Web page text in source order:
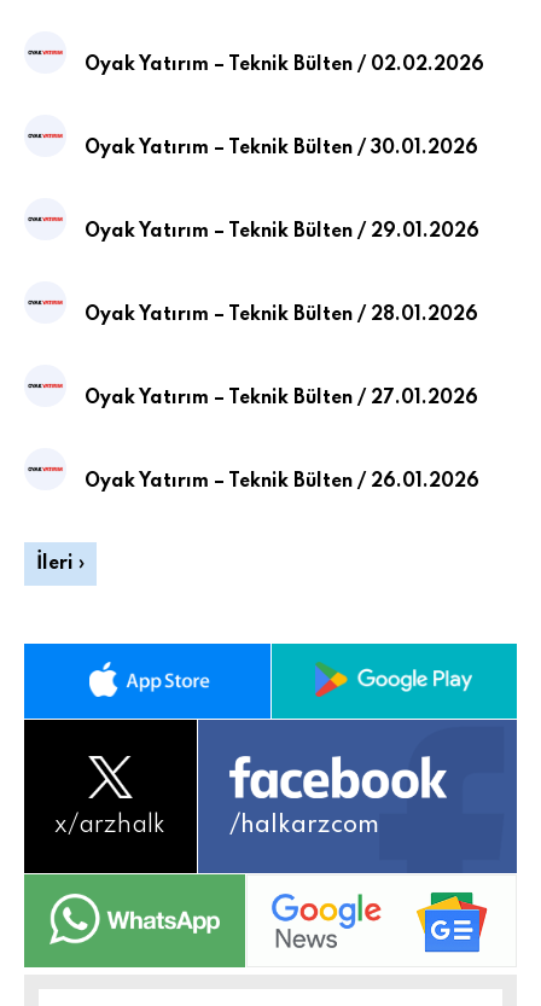
Oyak Yatırım – Teknik Bülten / 02.02.2026
Oyak Yatırım – Teknik Bülten / 30.01.2026
Oyak Yatırım – Teknik Bülten / 29.01.2026
Oyak Yatırım – Teknik Bülten / 28.01.2026
Oyak Yatırım – Teknik Bülten / 27.01.2026
Oyak Yatırım – Teknik Bülten / 26.01.2026
İleri ›
x/arzhalk /halkarzcom